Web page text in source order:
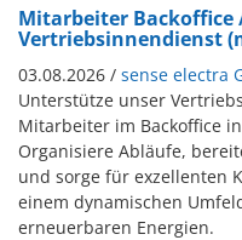
Mitarbeiter Backoffice
Vertriebsinnendienst
03.08.2026 / sense electra
Unterstütze unser
Mitarbeiter im Backoffice
Organisiere Abläufe,
und sorge für exzellenten
einem dynamischen
erneuerbaren Energien.